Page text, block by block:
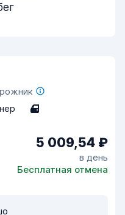
4
5 009,54 ₽
в день
Бесплатная отмена